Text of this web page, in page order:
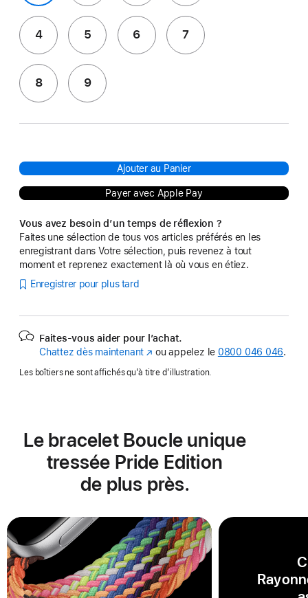
4 5 6 7
8 9
Ajouter au Panier
Payer avec Apple Pay
Vous avez besoin d’un temps de réflexion ?
Faites une sélection de tous vos articles préférés en les
enregistrant dans Votre sélection, puis revenez à tout
moment et reprenez exactement là où vous en étiez.
Enregistrer pour plus tard
Faites-vous aider pour l’achat.
Chattez dès maintenant (s’ouvre
une
ou appelez le 0800 046 046.
Les boîtiers ne sont affichés qu’à titre d’illustration.
Le bracelet Boucle unique
tressée Pride Edition
de plus près.